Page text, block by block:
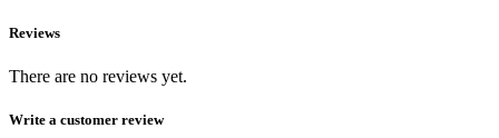
Reviews
There are no reviews yet.
Write a customer review